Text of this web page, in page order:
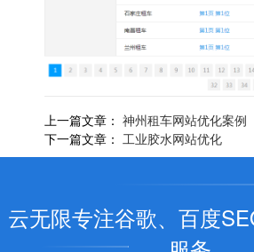
上一篇文章： 神州租车网站优化案例
下一篇文章： 工业胶水网站优化
云无限专注谷歌、百度